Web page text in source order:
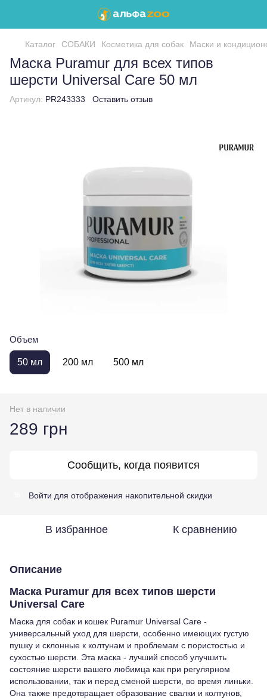
Каталог СОБАКИ Косметика для собак Маски и
Маска Puramur для всех типов
шерсти Universal Care 50 мл
Артикул: PR243333 Оставить отзыв
Объем
50 мл 200 мл 500 мл
Нет в наличии
289 грн
Сообщить, когда появится
Войти для отображения накопительной скидки
В избранное К сравнению
Описание
Маска Puramur для всех типов шерсти
Universal Care
Маска для собак и кошек Puramur Universal Care -
универсальный уход для шерсти, особенно имеющих густую
пушку и склонные к колтунам и проблемам с пористостью и
сухостью шерсти. Эта маска - лучший способ улучшить
состояние шерсти вашего любимца как при регулярном
использовании, так и перед сменой шерсти, во время линьки.
Она также предотвращает образование свалки и колтунов,